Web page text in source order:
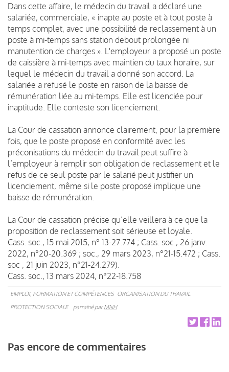
Dans cette affaire, le médecin du travail a déclaré une
salariée, commerciale, « inapte au poste et à tout poste à
temps complet, avec une possibilité de reclassement à un
poste à mi-temps sans station debout prolongée ni
manutention de charges ». L'employeur a proposé un poste
de caissière à mi-temps avec maintien du taux horaire, sur
lequel le médecin du travail a donné son accord. La
salariée a refusé le poste en raison de la baisse de
rémunération liée au mi-temps. Elle est licenciée pour
inaptitude. Elle conteste son licenciement.
La Cour de cassation annonce clairement, pour la première
fois, que le poste proposé en conformité avec les
préconisations du médecin du travail peut suffire à
l’employeur à remplir son obligation de reclassement et le
refus de ce seul poste par le salarié peut justifier un
licenciement, même si le poste proposé implique une
baisse de rémunération.
La Cour de cassation précise qu’elle veillera à ce que la
proposition de reclassement soit sérieuse et loyale.
Cass. soc., 15 mai 2015, n° 13-27.774 ; Cass. soc., 26 janv.
2022, n°20-20.369 ; soc., 29 mars 2023, n°21-15.472 ; Cass.
soc , 21 juin 2023, n°21-24.279).
Cass. soc., 13 mars 2024, n°22-18.758
EMPLOI, FORMATION ET COMPÉTENCES ORGANISATION DU TRAVAIL
PROTECTION SOCIALE
parrainé parMNH
Pas encore de commentaires